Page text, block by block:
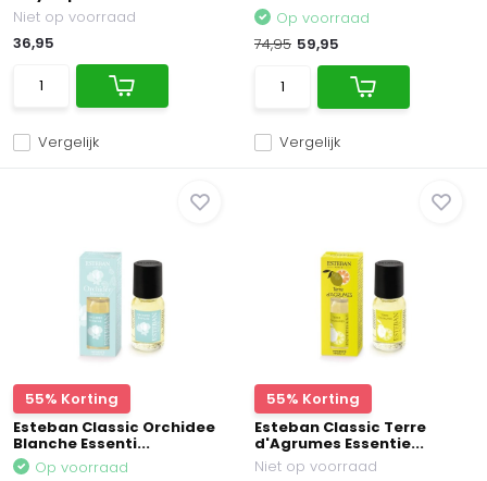
Vergelijk
Niet op voorraad
36,95
Vergelijk
Op voorraad
74,95 59,95
55% Korting
Esteban Classic Orchidee
Blanche Essenti...
Op voorraad
55% Korting
Esteban Classic Terre
d'Agrumes Essentie...
Niet op voorraad